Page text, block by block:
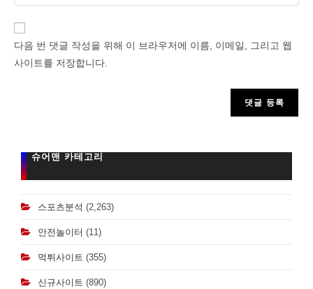
your
name
다음 번 댓글 작성을 위해 이 브라우저에 이름, 이메일, 그리고 웹
사이트를 저장합니다.
슈어맨 카테고리
스포츠분석 (2,263)
안전놀이터 (11)
먹튀사이트 (355)
신규사이트 (890)